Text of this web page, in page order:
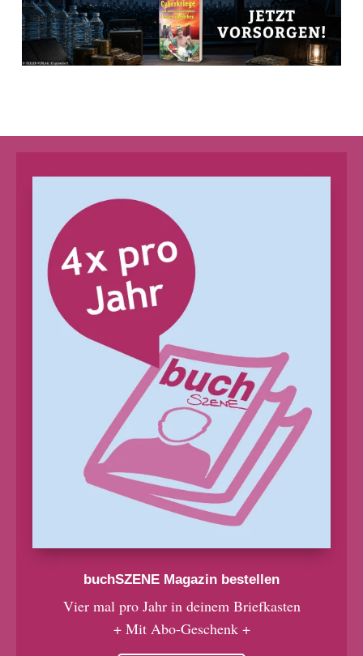
buchSZENE Magazin bestellen
Vier mal pro Jahr in deinem Briefkasten
+ Mit Abo-Geschenk +